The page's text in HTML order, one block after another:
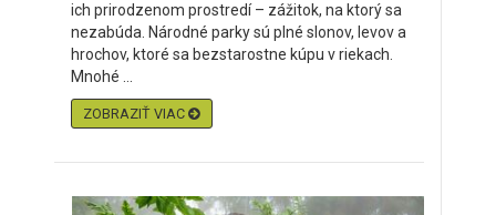
ich prirodzenom prostredí – zážitok, na ktorý sa
nezabúda. Národné parky sú plné slonov, levov a
hrochov, ktoré sa bezstarostne kúpu v riekach.
Mnohé ...
ZOBRAZIŤ VIAC